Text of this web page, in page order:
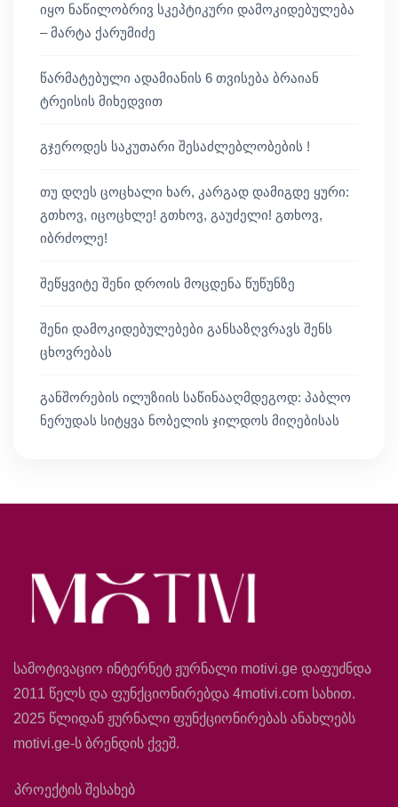
იყო ნაწილობრივ სკეპტიკური დამოკიდებულება
– მარტა ქარუმიძე
წარმატებული ადამიანის 6 თვისება ბრაიან
ტრეისის მიხედვით
გჯეროდეს საკუთარი შესაძლებლობების !
თუ დღეს ცოცხალი ხარ, კარგად დამიგდე ყური:
გთხოვ, იცოცხლე! გთხოვ, გაუძელი! გთხოვ,
იბრძოლე!
შეწყვიტე შენი დროის მოცდენა წუწუნზე
შენი დამოკიდებულებები განსაზღვრავს შენს
ცხოვრებას
განშორების ილუზიის საწინააღმდეგოდ: პაბლო
ნერუდას სიტყვა ნობელის ჯილდოს მიღებისას
სამოტივაციო ინტერნეტ ჟურნალი motivi.ge დაფუძნდა
2011 წელს და ფუნქციონირებდა 4motivi.com სახით.
2025 წლიდან ჟურნალი ფუნქციონირებას ანახლებს
motivi.ge-ს ბრენდის ქვეშ.
პროექტის შესახებ